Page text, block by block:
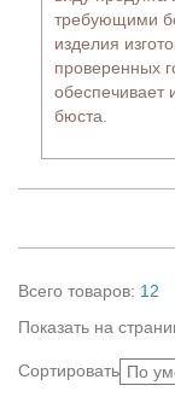
требующими
изделия
проверенных
обеспечивает
бюста.
Всего товаров: 12
Показать на
Сортировать: По